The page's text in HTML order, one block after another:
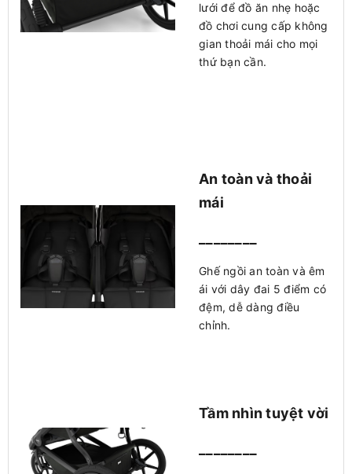
lưới để đồ ăn nhẹ hoặc
đồ chơi cung cấp không
gian thoải mái cho mọi
thứ bạn cần.
An toàn và thoải
mái
Ghế ngồi an toàn và êm
ái với dây đai 5 điểm có
đệm, dễ dàng điều
chỉnh.
Tầm nhìn tuyệt vời